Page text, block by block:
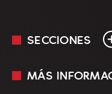
SECCIONES
En Vivo
MÁS